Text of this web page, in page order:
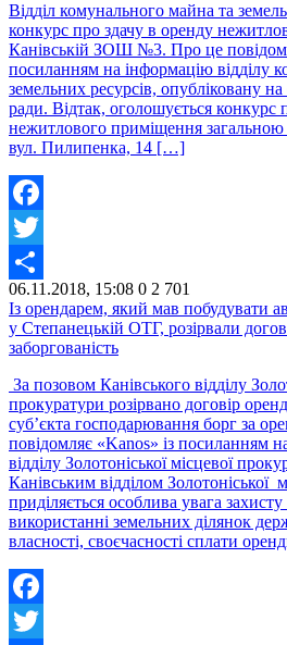
Відділ комунального майна та
конкурс про здачу в оренду
Канівській ЗОШ №3. Про це
посиланням на інформацію відділу
земельних ресурсів, опубліковану на
ради. Відтак, оголошується конкурс
нежитлового приміщення
вул. Пилипенка, 14 […]
Facebook
Twitter
Share
06.11.2018, 15:08 0 2 701
Із орендарем, який мав побудувати
у Степанецькій ОТГ, розірвали
заборгованість
За позовом Канівського відділу
прокуратури розірвано договір
суб’єкта господарювання борг за
повідомляє «Kanos» із посиланням
відділу Золотоніської
Канівським відділом Золотоніської
приділяється особлива увага
використанні земельних ділянок
власності, своєчасності сплати
Facebook